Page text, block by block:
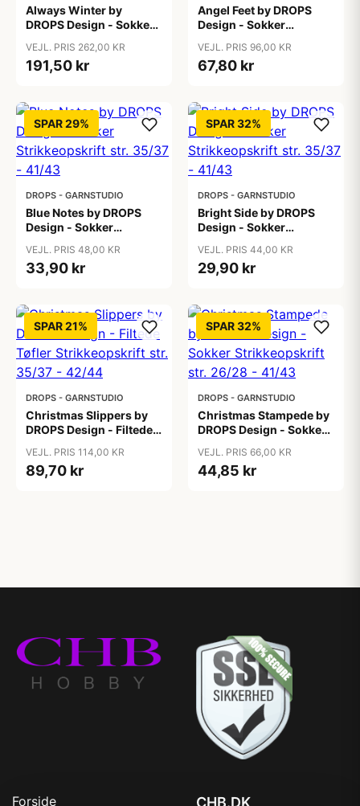
Always Winter by
DROPS Design - Sokker
- 44/46
VEJL. PRIS 262,00 KR
191,50 kr
Angel Feet by DROPS
Design - Sokker
32/34 - 41/43
VEJL. PRIS 96,00 KR
67,80 kr
SPAR 29%
DROPS - GARNSTUDIO
Blue Notes by DROPS
Design - Sokker
- 41/43
VEJL. PRIS 48,00 KR
33,90 kr
SPAR 32%
DROPS - GARNSTUDIO
Bright Side by DROPS
Design - Sokker
- 41/43
VEJL. PRIS 44,00 KR
29,90 kr
SPAR 21%
DROPS - GARNSTUDIO
Christmas Slippers by
DROPS Design - Filtede
35/37 - 42/44
VEJL. PRIS 114,00 KR
89,70 kr
SPAR 32%
DROPS - GARNSTUDIO
Christmas Stampede by
DROPS Design - Sokker
26/28 - 41/43
VEJL. PRIS 66,00 KR
44,85 kr
Forside